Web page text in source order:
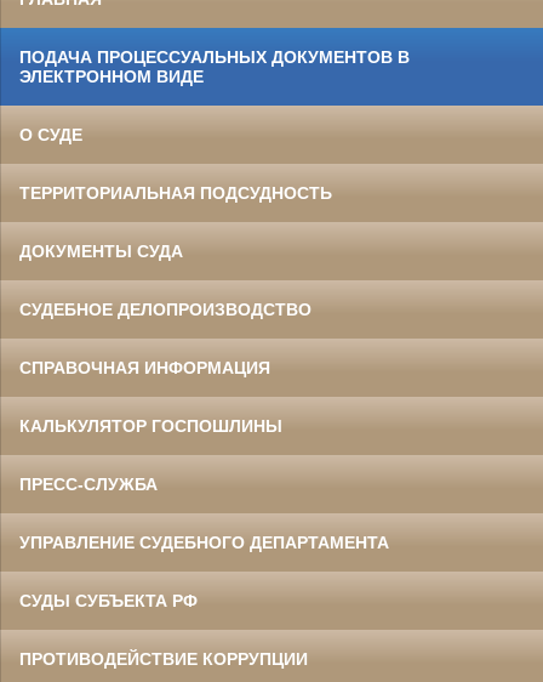
ПОДАЧА ПРОЦЕССУАЛЬНЫХ ДОКУМЕНТОВ В
ЭЛЕКТРОННОМ ВИДЕ
О СУДЕ
ТЕРРИТОРИАЛЬНАЯ ПОДСУДНОСТЬ
ДОКУМЕНТЫ СУДА
СУДЕБНОЕ ДЕЛОПРОИЗВОДСТВО
СПРАВОЧНАЯ ИНФОРМАЦИЯ
КАЛЬКУЛЯТОР ГОСПОШЛИНЫ
ПРЕСС-СЛУЖБА
УПРАВЛЕНИЕ СУДЕБНОГО ДЕПАРТАМЕНТА
СУДЫ СУБЪЕКТА РФ
ПРОТИВОДЕЙСТВИЕ КОРРУПЦИИ